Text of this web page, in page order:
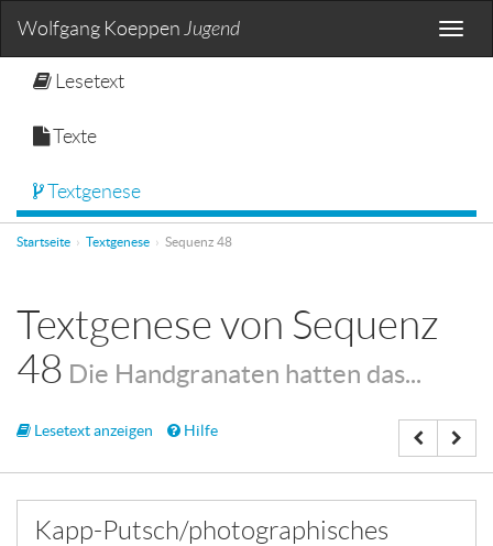
Toggle
Wolfgang Koeppen Jugend
Lesetext
Texte
Textgenese
Startseite Textgenese Sequenz 48
Textgenese von Sequenz
48 Die Handgranaten hatten das...
Lesetext anzeigen Hilfe
Kapp-Putsch/photographisches